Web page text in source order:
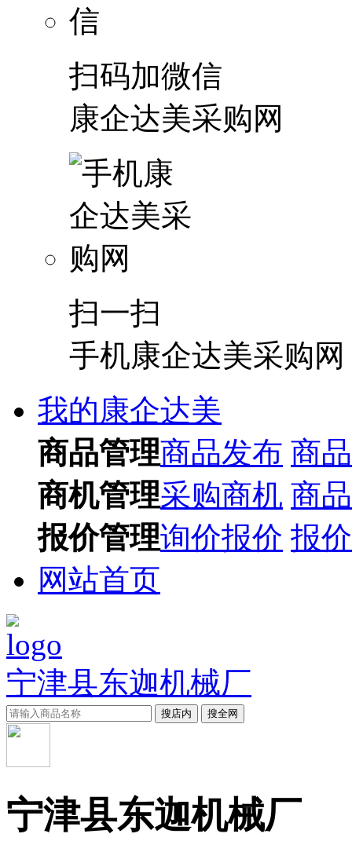
扫码加微信
康企达美采购网
扫一扫
手机康企达美采购网
我的康企达美
商品管理商品发布 商
商机管理采购商机 商
报价管理询价报价 报
网站首页
宁津县东迦机械厂
搜店内 搜全网
宁津县东迦机械厂